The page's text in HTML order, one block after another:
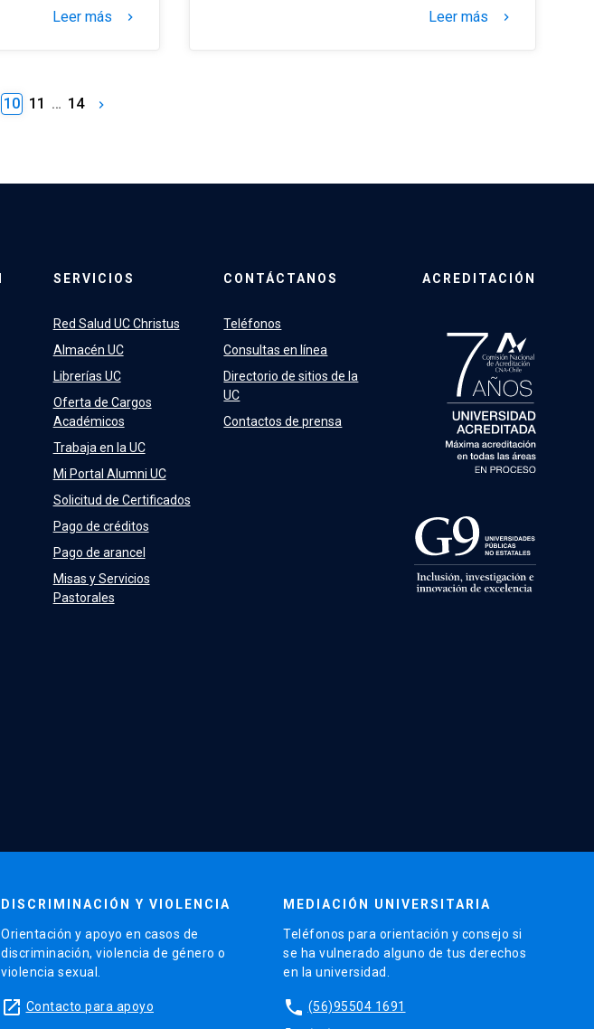
Leer más keyboard_arrow_right Leer más keyboard_arrow_right
10 11 … 14 keyboard_arrow_right
SERVICIOS
Red Salud UC Christus
Almacén UC
Librerías UC
Oferta de Cargos
Académicos
Trabaja en la UC
Mi Portal Alumni UC
Solicitud de Certificados
Pago de créditos
Pago de arancel
Misas y Servicios
Pastorales
CONTÁCTANOS
Teléfonos
Consultas en línea
Directorio de sitios de la
UC
Contactos de prensa
ACREDITACIÓN
DISCRIMINACIÓN Y VIOLENCIA
Orientación y apoyo en casos de
discriminación, violencia de género o
violencia sexual.
launch Contacto para apoyo
MEDIACIÓN UNIVERSITARIA
Teléfonos para orientación y consejo si
se ha vulnerado alguno de tus derechos
en la universidad.
phone (56)95504 1691